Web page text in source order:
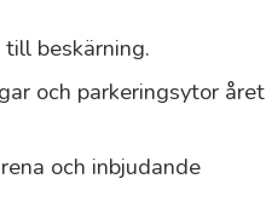
beskärning.
och parkeringsytor året
och inbjudande